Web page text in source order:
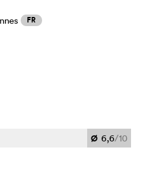
FR
Ø 6,6/10